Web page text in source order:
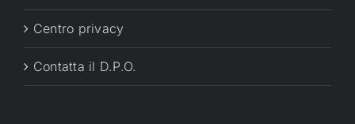
Centro privacy
Contatta il D.P.O.